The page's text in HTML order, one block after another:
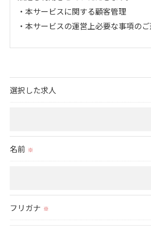
・本サービスに関する顧客管理
・本サービスの運営上必要な事項の
られた場合を除き、
＜個人情報の委託について＞
選択した求人
名前 ※
フリガナ ※